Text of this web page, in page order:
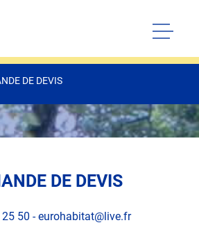
DE DEVIS
DE DEVIS
50 -eurohabitat@live.fr